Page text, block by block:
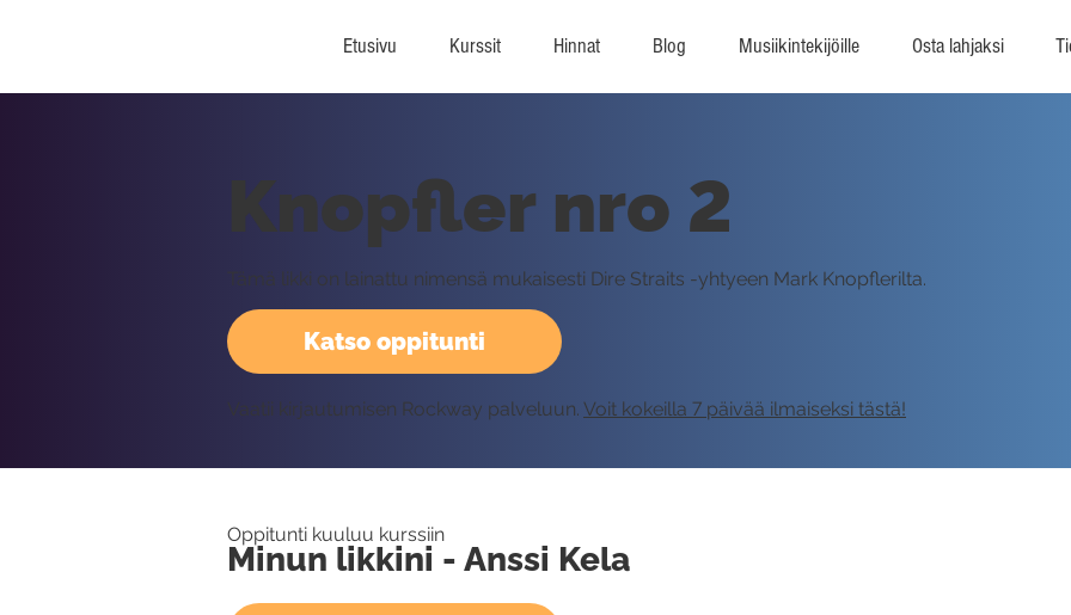
Etusivu Kurssit Hinnat Blog Musiikintekijöille Osta lahjaksi
Katso oppitunti
Knopfler nro 2
Tämä likki on lainattu nimensä mukaisesti Dire Straits -yhtyeen Mark Knopflerilta.
Vaatii kirjautumisen Rockway palveluun. Voit kokeilla 7 päivää ilmaiseksi tästä!
Oppitunti kuuluu kurssiin
Minun likkini - Anssi Kela